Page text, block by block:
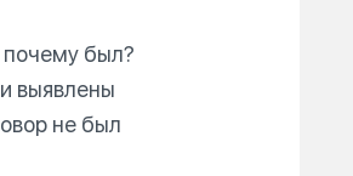
был?
выявлены
не был